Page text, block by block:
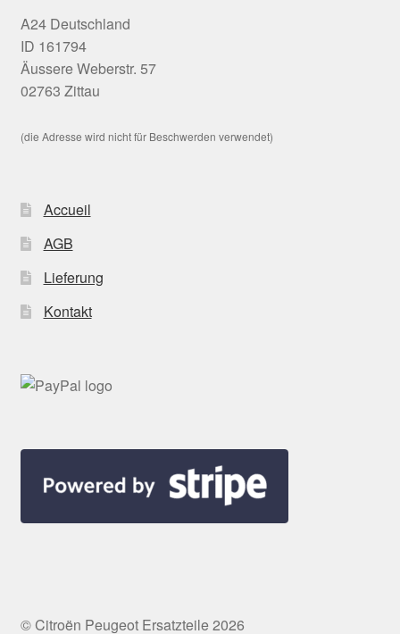
A24 Deutschland
ID 161794
Äussere Weberstr. 57
02763 Zittau
(die Adresse wird nicht für Beschwerden verwendet)
Accueil
AGB
Lieferung
Kontakt
© Citroën Peugeot Ersatzteile 2026